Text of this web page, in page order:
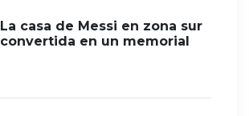
La casa de Messi en zona sur
convertida en un memorial